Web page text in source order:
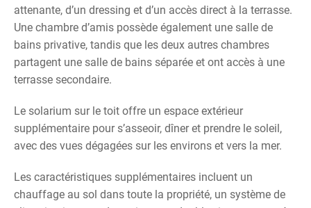
attenante, d’un dressing et d’un accès direct à la terrasse.
Une chambre d’amis possède également une salle de
bains privative, tandis que les deux autres chambres
partagent une salle de bains séparée et ont accès à une
terrasse secondaire.
Le solarium sur le toit offre un espace extérieur
supplémentaire pour s’asseoir, dîner et prendre le soleil,
avec des vues dégagées sur les environs et vers la mer.
Les caractéristiques supplémentaires incluent un
chauffage au sol dans toute la propriété, un système de